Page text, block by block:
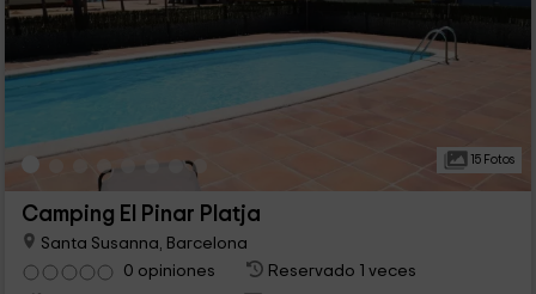
15 Fotos
Camping El Pinar Platja
Santa Susanna, Barcelona
0 opiniones
Reservado 1 veces